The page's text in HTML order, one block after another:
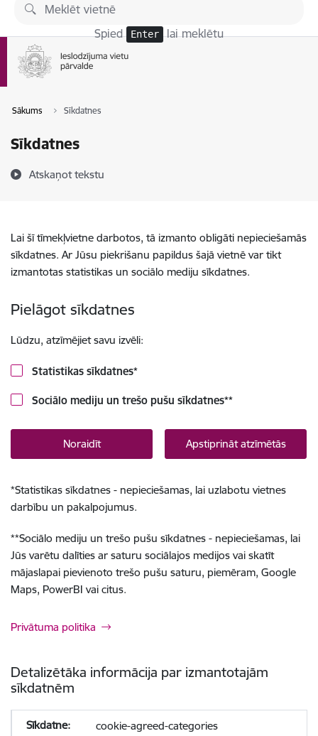
Pāriet uz lapas saturu
Spied Enter lai meklētu
Sākums Sīkdatnes
Sīkdatnes
Atskaņot tekstu
Lai šī tīmekļvietne darbotos, tā izmanto obligāti nepieciešamās
sīkdatnes. Ar Jūsu piekrišanu papildus šajā vietnē var tikt
izmantotas statistikas un sociālo mediju sīkdatnes.
Pielāgot sīkdatnes
Lūdzu, atzīmējiet savu izvēli:
Statistikas sīkdatnes*
Sociālo mediju un trešo pušu sīkdatnes**
Noraidīt Apstiprināt atzīmētās
*Statistikas sīkdatnes - nepieciešamas, lai uzlabotu vietnes
darbību un pakalpojumus.
**Sociālo mediju un trešo pušu sīkdatnes - nepieciešamas, lai
Jūs varētu dalīties ar saturu sociālajos medijos vai skatīt
mājaslapai pievienoto trešo pušu saturu, piemēram, Google
Maps, PowerBI vai citus.
Privātuma politika
Detalizētāka informācija par izmantotajām
sīkdatnēm
cookie-agreed-categories